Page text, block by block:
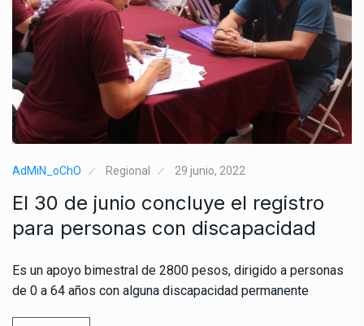
AdMiN_oChO Regional 29 junio, 2022
El 30 de junio concluye el registro
para personas con discapacidad
Es un apoyo bimestral de 2800 pesos, dirigido a personas
de 0 a 64 años con alguna discapacidad permanente